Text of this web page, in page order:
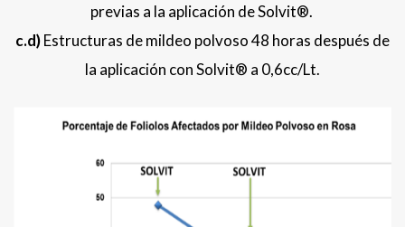
previas a la aplicación de Solvit®.
c.d)Estructuras de mildeo polvoso 48 horas después de
la aplicación con Solvit® a 0,6cc/Lt.